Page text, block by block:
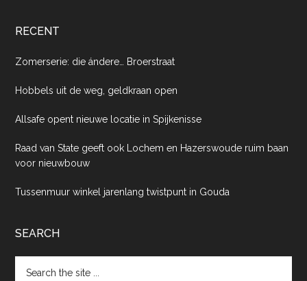
RECENT
Zomerserie: die ándere… Broerstraat
Hobbels uit de weg, geldkraan open
Allsafe opent nieuwe locatie in Spijkenisse
Raad van State geeft ook Lochem en Hazerswoude ruim baan
voor nieuwbouw
Tussenmuur winkel jarenlang twistpunt in Gouda
SEARCH
the